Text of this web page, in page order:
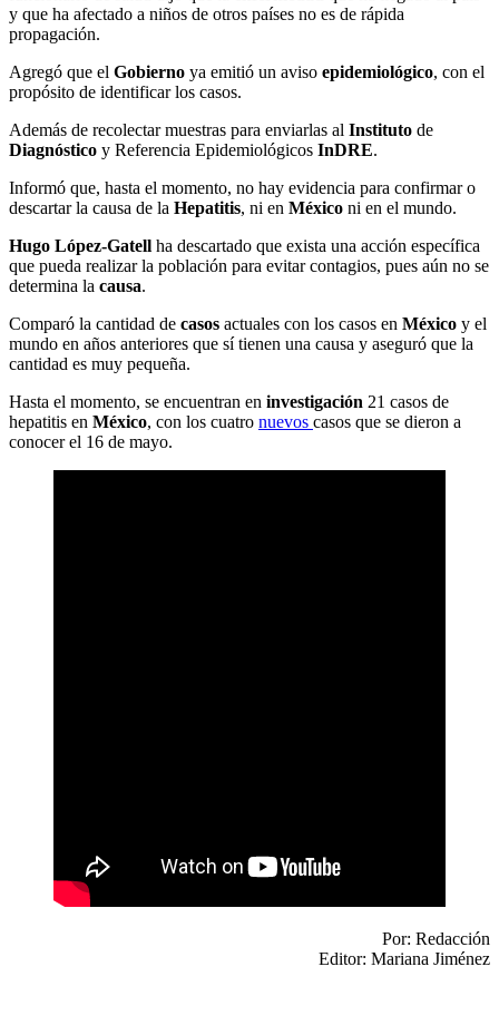
y que ha afectado a niños de otros países no es de rápida
propagación.
Agregó que el Gobierno ya emitió un aviso epidemiológico, con el
propósito de identificar los casos.
Además de recolectar muestras para enviarlas al Instituto de
Diagnóstico y Referencia Epidemiológicos InDRE.
Informó que, hasta el momento, no hay evidencia para confirmar o
descartar la causa de la Hepatitis, ni en México ni en el mundo.
Hugo López-Gatell ha descartado que exista una acción específica
que pueda realizar la población para evitar contagios, pues aún no se
determina la causa.
Comparó la cantidad de casos actuales con los casos en México y el
mundo en años anteriores que sí tienen una causa y aseguró que la
cantidad es muy pequeña.
Hasta el momento, se encuentran en investigación 21 casos de
hepatitis en México, con los cuatro nuevos casos que se dieron a
conocer el 16 de mayo.
Por: Redacción
Editor: Mariana Jiménez